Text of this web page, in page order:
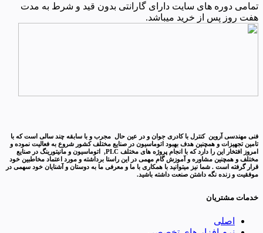
تمامی دوره های سایت دارای گارانتی بدون قید و شرط به مدت
هفت روز پس از خرید میباشد.
فنی مهندسی آروین کنترل با کادری جوان و در عین حال مجرب و با سابقه چند سالی است که با
تامین تجهیزات و همچنین هدف بهبود اتوماسیون در صنایع مختلف کشور شروع به فعالیت نموده و
امروز افتخار این را دارد که با انجام پروژه های مختلف PLC, اتوماسیون و مانیتورینگ در صنایع
مختلف و همچنین مشاوره و آموزش گام مهمی در این راستا برداشته و مورد اعتماد مخاطبین خود
قرار گرفته است . شما نیز میتوانید با همکاری با ما و معرفی ما به دوستان و آشنایان خود سهمی در
موفقیت و زنده نگه داشتن صنعت داشته باشید.
خدمات مشتریان
اصلی